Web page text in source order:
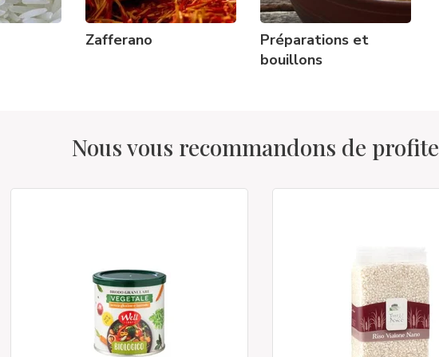
Zafferano
Préparations et
bouillons
Nous vous recommandons de